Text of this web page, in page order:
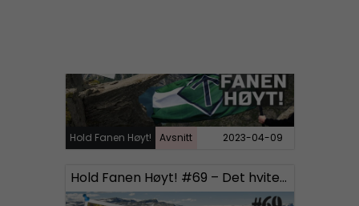
Hold Fanen Høyt! Avsnitt 2023-04-09
Hold Fanen Høyt! #69 – Det hvite sinnet